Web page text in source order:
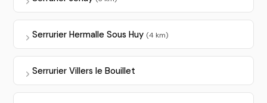
Serrurier Hermalle Sous Huy (4 km)
Serrurier Villers le Bouillet